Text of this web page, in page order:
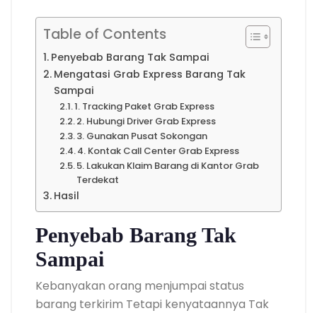
Table of Contents
Penyebab Barang Tak Sampai
Mengatasi Grab Express Barang Tak
Sampai
1. Tracking Paket Grab Express
2. Hubungi Driver Grab Express
3. Gunakan Pusat Sokongan
4. Kontak Call Center Grab Express
5. Lakukan Klaim Barang di Kantor Grab
Terdekat
Hasil
Penyebab Barang Tak
Sampai
Kebanyakan orang menjumpai status
barang terkirim Tetapi kenyataannya Tak